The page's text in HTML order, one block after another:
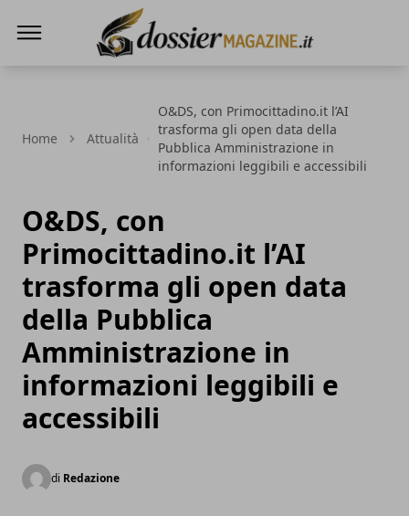
Home Attualità
O&DS, con Primocittadino.it l’AI
trasforma gli open data della
Pubblica Amministrazione in
informazioni leggibili e accessibili
O&DS, con
Primocittadino.it l’AI
trasforma gli open data
della Pubblica
Amministrazione in
informazioni leggibili e
accessibili
di Redazione